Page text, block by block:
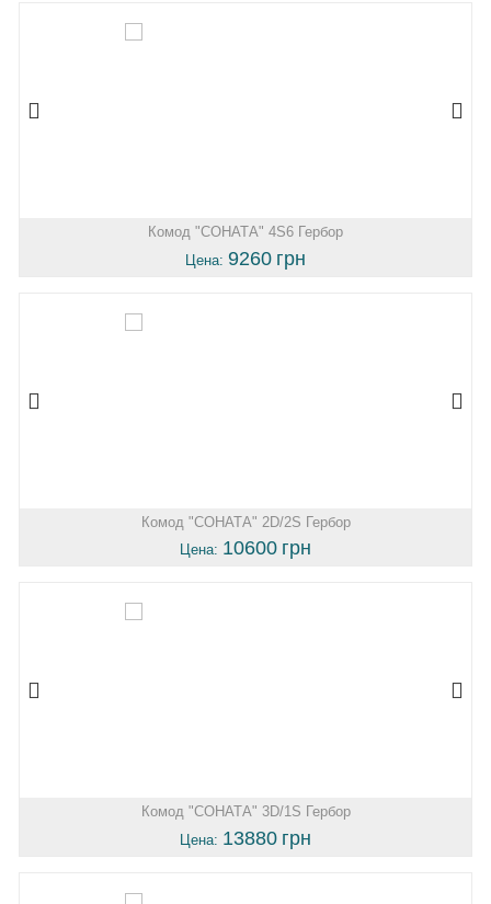
Комод "СОНАТА" 4S6 Гербор
Цена: 9260 грн
Комод "СОНАТА" 2D/2S Гербор
Цена: 10600 грн
Комод "СОНАТА" 3D/1S Гербор
Цена: 13880 грн